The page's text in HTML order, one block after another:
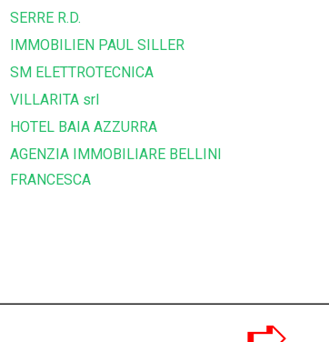
SERRE R.D.
IMMOBILIEN PAUL SILLER
SM ELETTROTECNICA
VILLARITA srl
HOTEL BAIA AZZURRA
AGENZIA IMMOBILIARE BELLINI
FRANCESCA